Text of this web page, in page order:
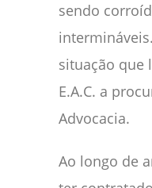
sendo
situação que
E.A.C. a
Advocacia.
Ao longo de